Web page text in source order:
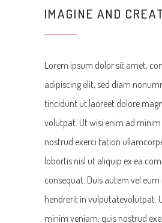
IMAGINE AND
Lorem ipsum dolor sit amet,
adipiscing elit, sed diam
tincidunt ut laoreet dolore
volutpat. Ut wisi enim ad
nostrud exerci tation
lobortis nisl ut aliquip ex ea
consequat. Duis autem vel
hendrerit in vulputatevolutpat.
minim veniam, quis nostrud